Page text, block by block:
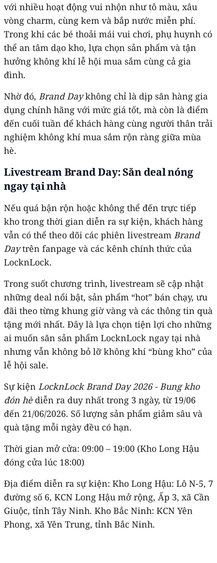
với nhiều hoạt động vui nhộn như tô màu, xâu
vòng charm, cùng kem và bắp nước miễn phí.
Trong khi các bé thoải mái vui chơi, phụ huynh có
thể an tâm dạo kho, lựa chọn sản phẩm và tận
hưởng không khí lễ hội mua sắm cùng cả gia
đình.
Nhờ đó, Brand Daykhông chỉ là dịp săn hàng gia
dụng chính hãng với mức giá tốt, mà còn là điểm
đến cuối tuần để khách hàng cùng người thân trải
nghiệm không khí mua sắm rộn ràng giữa mùa
hè.
Livestream Brand Day: Săn deal nóng
ngay tại nhà
Nếu quá bận rộn hoặc không thể đến trực tiếp
kho trong thời gian diễn ra sự kiện, khách hàng
vẫn có thể theo dõi các phiên livestream Brand
Daytrên fanpage và các kênh chính thức của
LocknLock.
Trong suốt chương trình, livestream sẽ cập nhật
những deal nổi bật, sản phẩm “hot” bán chạy, ưu
đãi theo từng khung giờ vàng và các thông tin quà
tặng mới nhất. Đây là lựa chọn tiện lợi cho những
ai muốn săn sản phẩm LocknLock ngay tại nhà
nhưng vẫn không bỏ lỡ không khí “bùng kho” của
lễ hội sale.
Sự kiện LocknLock Brand Day 2026 - Bung kho
đón hèdiễn ra duy nhất trong 3 ngày, từ 19/06
đến 21/06/2026. Số lượng sản phẩm giảm sâu và
quà tặng mỗi ngày đều có hạn.
Thời gian mở cửa: 09:00 – 19:00 (Kho Long Hậu
đóng cửa lúc 18:00)
Địa điểm diễn ra sự kiện: Kho Long Hậu: Lô N-5, 7
đường số 6, KCN Long Hậu mở rộng, Ấp 3, xã Cần
Giuộc, tỉnh Tây Ninh. Kho Bắc Ninh: KCN Yên
Phong, xã Yên Trung, tỉnh Bắc Ninh.